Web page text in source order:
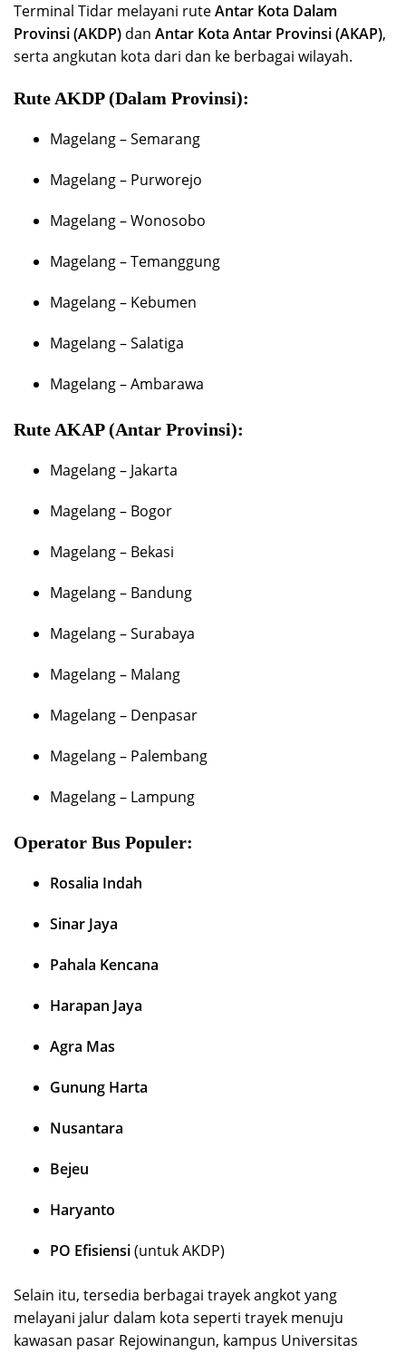
Terminal Tidar melayani ruteAntar Kota Dalam
Provinsi (AKDP) dan Antar Kota Antar Provinsi (AKAP),
serta angkutan kota dari dan ke berbagai wilayah.
Rute AKDP (Dalam Provinsi):
Magelang – Semarang
Magelang – Purworejo
Magelang – Wonosobo
Magelang – Temanggung
Magelang – Kebumen
Magelang – Salatiga
Magelang – Ambarawa
Rute AKAP (Antar Provinsi):
Magelang – Jakarta
Magelang – Bogor
Magelang – Bekasi
Magelang – Bandung
Magelang – Surabaya
Magelang – Malang
Magelang – Denpasar
Magelang – Palembang
Magelang – Lampung
Operator Bus Populer:
Rosalia Indah
Sinar Jaya
Pahala Kencana
Harapan Jaya
Agra Mas
Gunung Harta
Nusantara
Bejeu
Haryanto
PO Efisiensi(untuk AKDP)
Selain itu, tersedia berbagai trayek angkot yang
melayani jalur dalam kota seperti trayek menuju
kawasan pasar Rejowinangun, kampus Universitas